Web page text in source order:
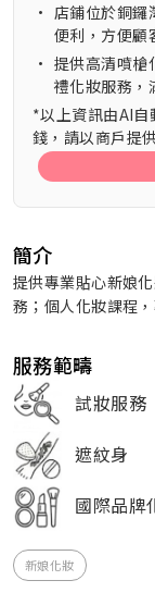
• 店鋪位於銅鑼
便利，方便顧
• 提供高清噴槍
禮化妝服務，
*以上資訊由AI自
錢，請以商戶提
簡介
提供專業貼心新娘
務；個人化妝課程
服務範疇
試妝服務
遮紋身
國際品牌
新娘化妝